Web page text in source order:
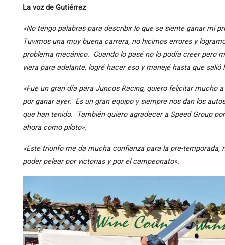
La voz de Gutiérrez
«No tengo palabras para describir lo que se siente ganar mi
Tuvimos una muy buena carrera, no hicimos errores y
problema mecánico. Cuando lo pasé no lo podía creer pero
viera para adelante, logré hacer eso y manejé hasta que salió
«Fue un gran día para Juncos Racing, quiero felicitar mucho
por ganar ayer. Es un gran equipo y siempre nos dan los
que han tenido. También quiero agradecer a Speed Group
ahora como piloto».
«Este triunfo me da mucha confianza para la pre-
poder pelear por victorias y por el campeonato».